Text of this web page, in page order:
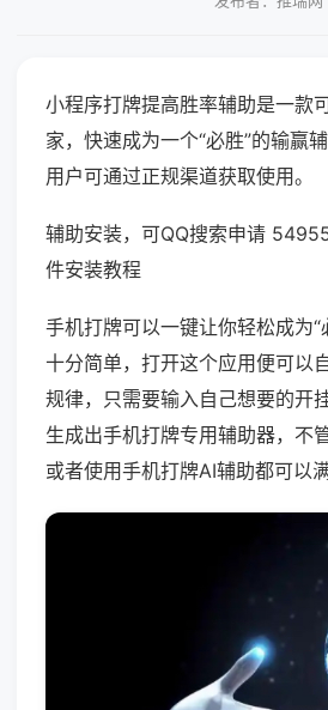
小程序打牌提高胜率辅助是一款
家，快速成为一个“必胜”的输赢
用户可通过正规渠道获取使用。
辅助安装，可QQ搜索申请
件安装教程
手机打牌可以一键让你轻松成为“
十分简单，打开这个应用便可以
规律，只需要输入自己想要的开
生成出手机打牌专用辅助器，不
或者使用手机打牌AI辅助都可以满